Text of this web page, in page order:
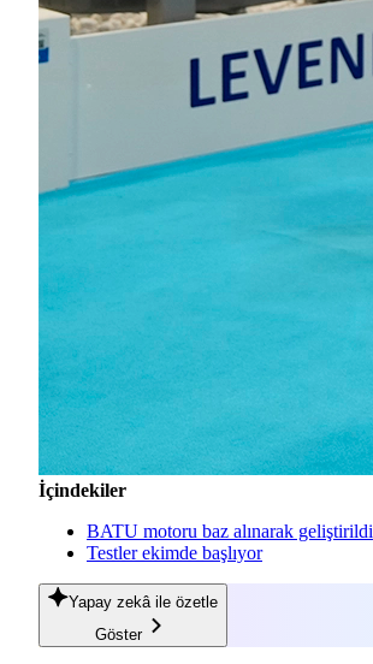
İçindekiler
BATU motoru baz alınarak geliştirildi
Testler ekimde başlıyor
Yapay zekâ ile özetle
Göster